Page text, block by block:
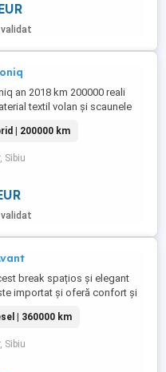
an 2018 km 200000 reali
textil volan și scaunele
comenzi și padele pe volan
pe oraș
| 200000 km
Sibiu
break spațios și elegant
importat și oferă confort și
dotări multiple și consum
categoria sa. Masina e
anul 2017, unic proprietar in
de familie, intretinuta bine,
| 360000 km
Sibiu